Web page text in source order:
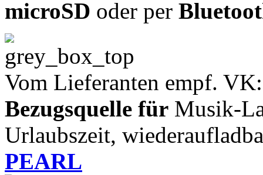
microSD oder per
Vom Lieferanten empf.
Bezugsquelle für Musik-
Urlaubszeit,
PEARL